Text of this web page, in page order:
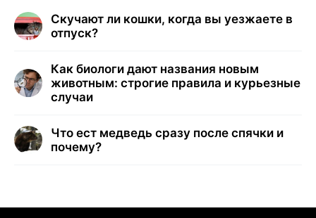
Скучают ли кошки, когда вы уезжаете в
отпуск?
Как биологи дают названия новым
животным: строгие правила и курьезные
случаи
Что ест медведь сразу после спячки и
почему?